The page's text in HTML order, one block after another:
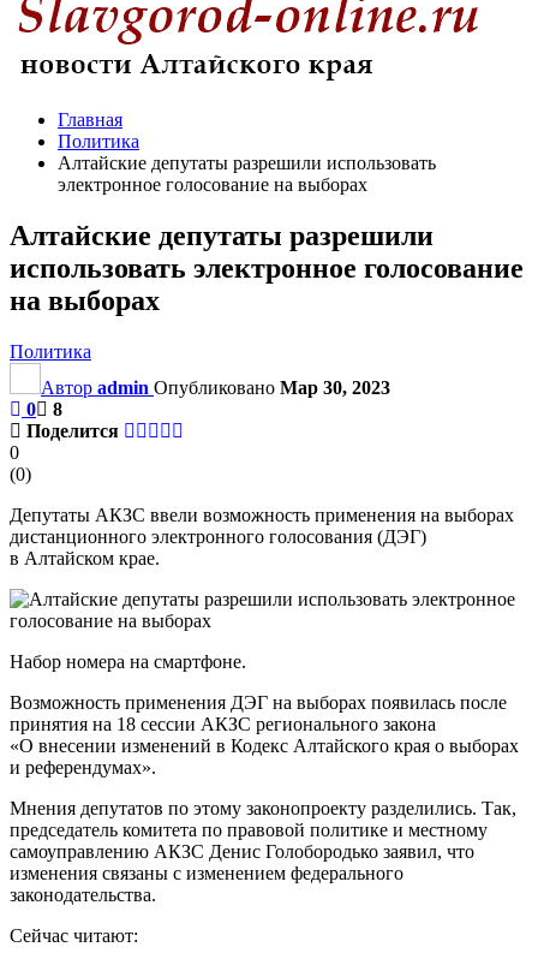
Главная
Политика
Алтайские депутаты разрешили использовать
электронное голосование на выборах
Алтайские депутаты разрешили
использовать электронное голосование
на выборах
Политика
Автор admin Опубликовано Мар 30, 2023
0
8
Поделится
0
(0)
Депутаты АКЗС ввели возможность применения на выборах
дистанционного электронного голосования (ДЭГ)
в Алтайском крае.
Набор номера на смартфоне.
Возможность применения ДЭГ на выборах появилась после
принятия на 18 сессии АКЗС регионального закона
«О внесении изменений в Кодекс Алтайского края о выборах
и референдумах».
Мнения депутатов по этому законопроекту разделились. Так,
председатель комитета по правовой политике и местному
самоуправлению АКЗС Денис Голобородько заявил, что
изменения связаны с изменением федерального
законодательства.
Сейчас читают: